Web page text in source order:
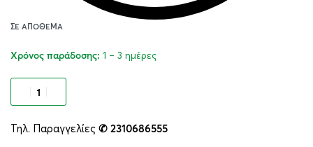
ΣΕ ΑΠΌΘΕΜΑ
Χρόνος παράδοσης: 1 – 3 ημέρες
Τηλ. Παραγγελίες ✆ 2310686555